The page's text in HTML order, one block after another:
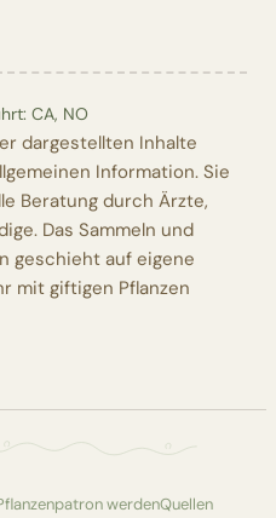
CA, NO
dargestellten Inhalte
Information. Sie
Beratung durch Ärzte,
Das Sammeln und
geschieht auf eigene
mit giftigen Pflanzen
werdenQuellen